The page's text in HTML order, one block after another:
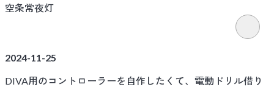
空条常夜灯
2024-11-25
DIVA用のコントローラーを自作したくて、電動ドリル借り